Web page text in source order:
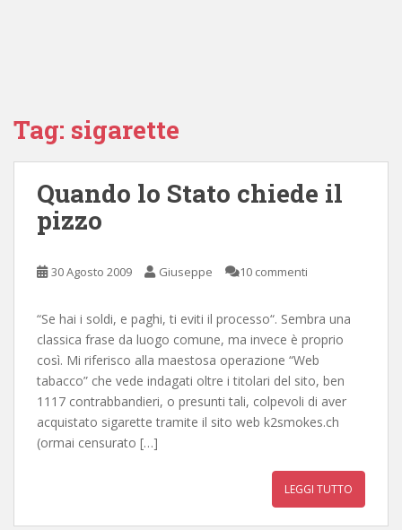
Tag: sigarette
Quando lo Stato chiede il
pizzo
30 Agosto 2009 Giuseppe 10 commenti
“Se hai i soldi, e paghi, ti eviti il processo“. Sembra una
classica frase da luogo comune, ma invece è proprio
così. Mi riferisco alla maestosa operazione “Web
tabacco” che vede indagati oltre i titolari del sito, ben
1117 contrabbandieri, o presunti tali, colpevoli di aver
acquistato sigarette tramite il sito web k2smokes.ch
(ormai censurato […]
LEGGI TUTTO